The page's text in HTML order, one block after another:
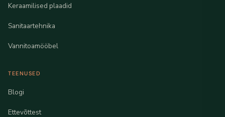
Keraamilised plaadid
Sanitaartehnika
Vannitoamööbel
TEENUSED
Blogi
Ettevõttest